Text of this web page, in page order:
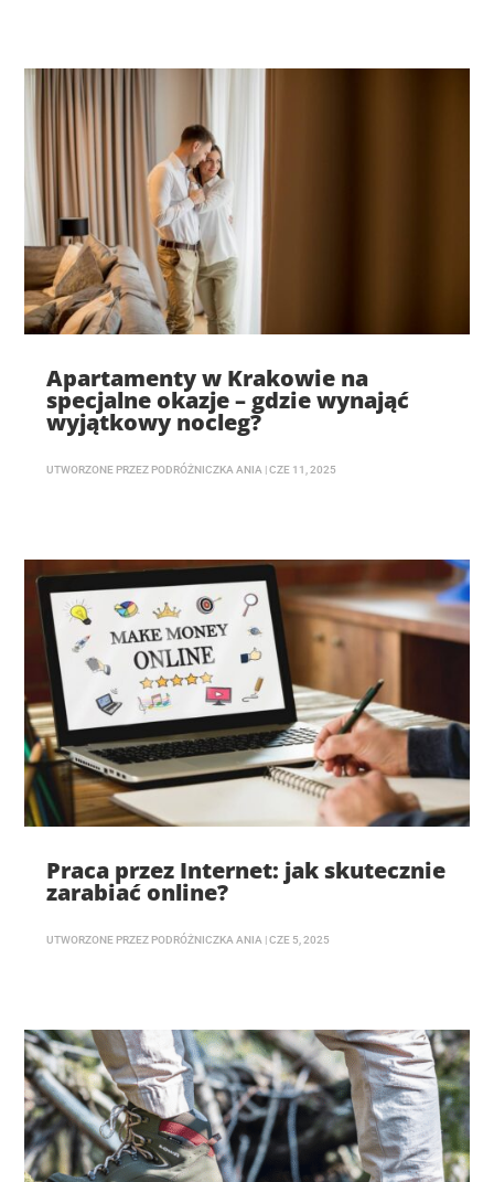
Apartamenty w Krakowie na
specjalne okazje – gdzie wynająć
wyjątkowy nocleg?
UTWORZONE PRZEZ PODRÓŻNICZKA ANIA |CZE 11, 2025
Praca przez Internet: jak skutecznie
zarabiać online?
UTWORZONE PRZEZ PODRÓŻNICZKA ANIA |CZE 5, 2025